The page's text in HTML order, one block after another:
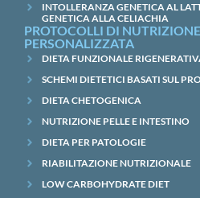
INTOLLERANZA GENETICA AL
GENETICA ALLA CELIACHIA
PROTOCOLLI DI
PERSONALIZZATA
DIETA FUNZIONALE
SCHEMI DIETETICI BASATI SUL
DIETA CHETOGENICA
NUTRIZIONE PELLE E INTESTINO
DIETA PER PATOLOGIE
RIABILITAZIONE NUTRIZIONALE
LOW CARBOHYDRATE DIET